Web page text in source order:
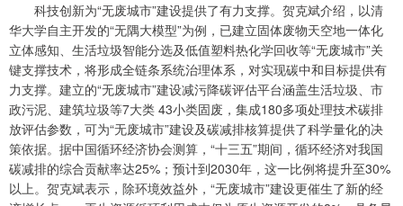
科技创新为“无废城市”建设提供了有力支撑。贺克斌介绍，以清
华大学自主开发的“无隅大模型”为例，已建立固体废物天空地一体化
立体感知、生活垃圾智能分选及低值塑料热化学回收等“无废城市”关
键支撑技术，将形成全链条系统治理体系，对实现碳中和目标提供有
力支撑。建立的“无废城市”建设减污降碳评估平台涵盖生活垃圾、市
政污泥、建筑垃圾等7大类 43小类固废，集成180多项处理技术碳排
放评估参数，可为“无废城市”建设及碳减排核算提供了科学量化的决
策依据。据中国循环经济协会测算，“十三五”期间，循环经济对我国
碳减排的综合贡献率达25%；预计到2030年，这一比例将提升至30%
以上。贺克斌表示，除环境效益外，“无废城市”建设更催生了新的经